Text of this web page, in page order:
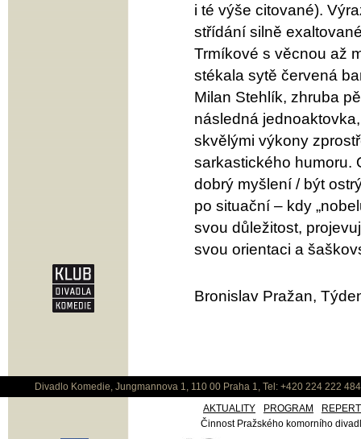
i té výše citované).
střídání silně
Trmíkové s věcnou až
stékala sytě červená
Milan Stehlík, zhruba
následná
skvělými výkony
sarkastického humoru.
dobrý myšlení / být
po situační – kdy
svou důležitost,
svou orientaci a
Bronislav Pražan,
Divadlo Komedie, Jungmannova 1, 110 00 Praha 1, Tel: +420 224 222
AKTUALITY
PROGRAM
Činnost Pražského komorního